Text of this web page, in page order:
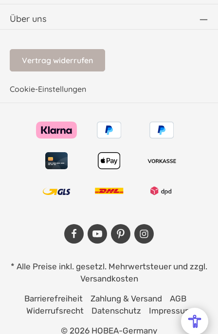
Über uns
Vertrag widerrufen
Cookie-Einstellungen
* Alle Preise inkl. gesetzl. Mehrwertsteuer und zzgl.
Versandkosten
© 2026 HOBEA-Germany
Barrierefreiheit Zahlung & Versand
AGB
Widerrufsrecht
Datenschutz Impressum